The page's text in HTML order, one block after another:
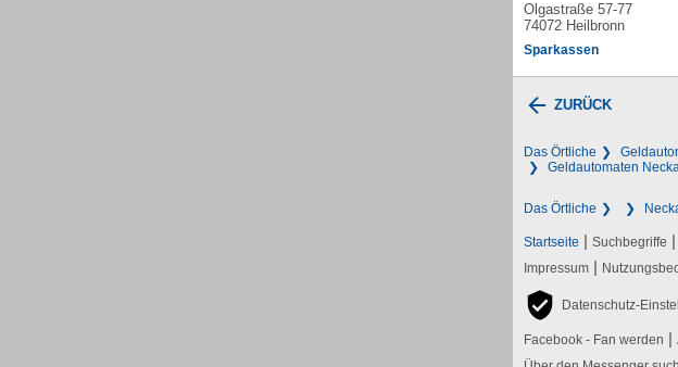
Olgastraße 57-77
74072 Heilbronn
Sparkassen
ZURÜCK
Das Örtliche
Geldautomaten
Das Örtliche
Startseite | Suchbegriffe |
Impressum |
Datenschutz-
Facebook - Fan werden |